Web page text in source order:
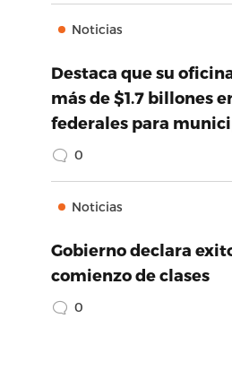
Noticias
Destaca que su
más de $1.7 billones
federales para
0
Noticias
Gobierno declara
comienzo de clases
0